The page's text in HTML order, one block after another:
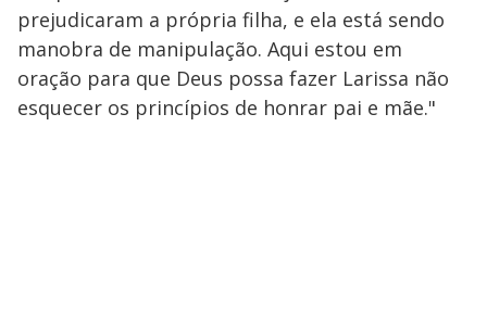
prejudicaram a própria filha, e ela está sendo
manobra de manipulação. Aqui estou em
oração para que Deus possa fazer Larissa não
esquecer os princípios de honrar pai e mãe."